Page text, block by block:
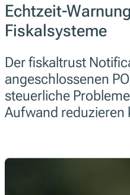
Echtzeit-
Fiskalsysteme
Der fiskaltrust
angeschlossenen
steuerliche
Aufwand reduzieren